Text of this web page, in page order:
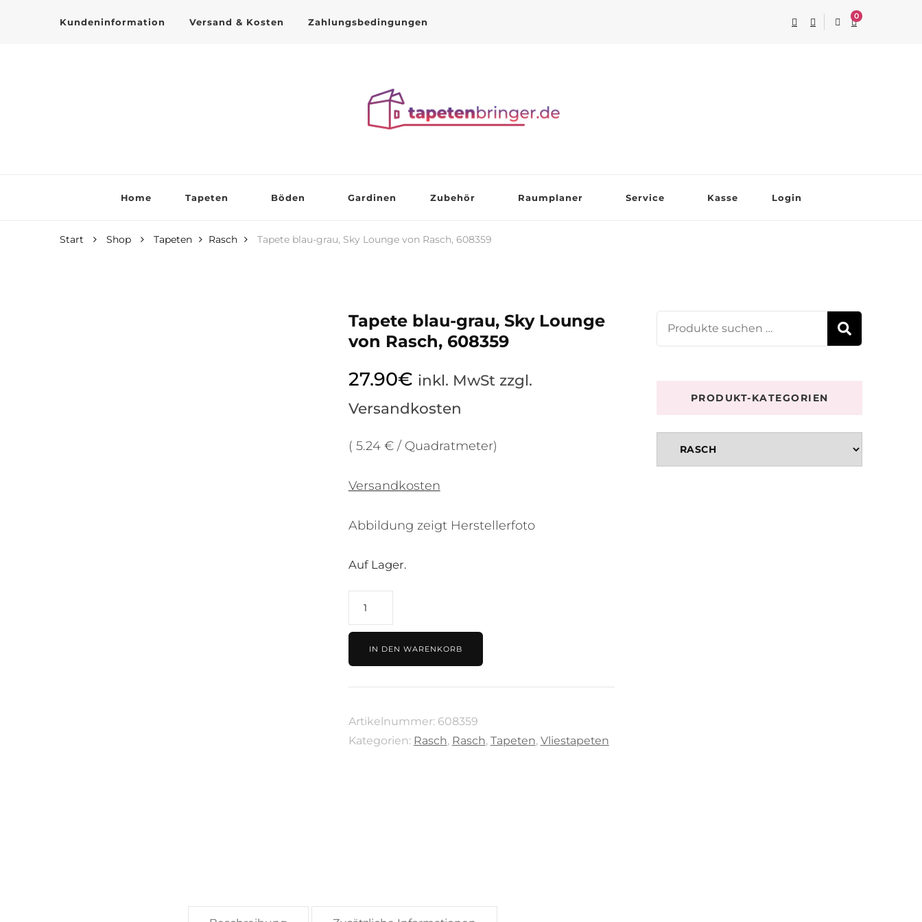
Kundeninformation Versand & Kosten Zahlungsbedingungen
0
Home Tapeten Böden Gardinen Zubehör Raumplaner Service Kasse Login
Start Shop Tapeten Rasch Tapete blau-grau, Sky Lounge von Rasch, 608359
Tapete blau-grau, Sky Lounge
von Rasch, 608359
27.90€ inkl. MwSt zzgl.
Versandkosten
( 5.24 € / Quadratmeter)
Versandkosten
Abbildung zeigt Herstellerfoto
Auf Lager.
Tapete
blau-
grau,
Sky
Lounge
Rasch,
608359
IN DEN WARENKORB
Artikelnummer: 608359
Kategorien: Rasch, Rasch, Tapeten, Vliestapeten
Suchen
nach:
PRODUKT-KATEGORIEN